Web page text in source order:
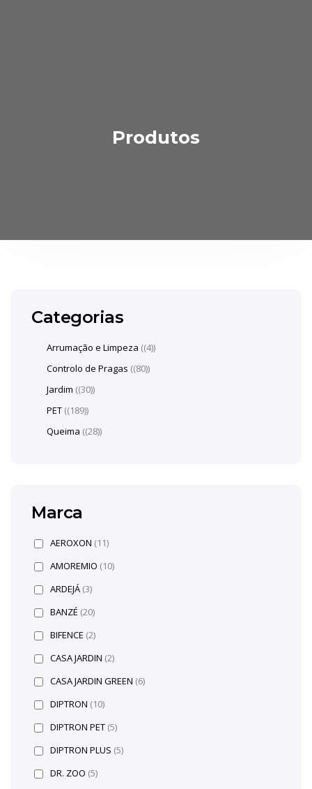
Produtos
Categorias
Arrumação e Limpeza (4)
Controlo de Pragas (80)
Jardim (30)
PET (189)
Queima (28)
Marca
AEROXON (11)
AMOREMIO (10)
ARDEJÁ (3)
BANZÉ (20)
BIFENCE (2)
CASA JARDIN (2)
CASA JARDIN GREEN (6)
DIPTRON (10)
DIPTRON PET (5)
DIPTRON PLUS (5)
DR. ZOO (5)